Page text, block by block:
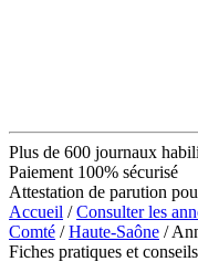
Plus de 600 journaux
Paiement 100% sécurisé
Attestation de parution
Accueil /Consulter les
Comté /Haute-Saône /
Fiches pratiques et conseils